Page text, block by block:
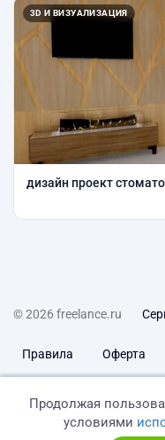
3D И ВИЗУАЛИЗАЦИЯ
дизайн проект
© 2026 freelance.ru
Правила Оферта
Продолжая
условиями